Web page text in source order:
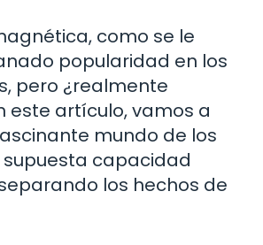
como se le
popularidad en los
pero ¿realmente
este artículo, vamos a
mundo de los
supuesta capacidad
los hechos de